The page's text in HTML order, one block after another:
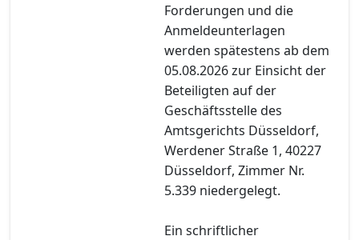
Forderungen und die
Anmeldeunterlagen
werden spätestens ab dem
05.08.2026 zur Einsicht der
Beteiligten auf der
Geschäftsstelle des
Amtsgerichts Düsseldorf,
Werdener Straße 1, 40227
Düsseldorf, Zimmer Nr.
5.339 niedergelegt.
Ein schriftlicher